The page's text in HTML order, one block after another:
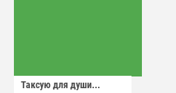
Таксую для души...